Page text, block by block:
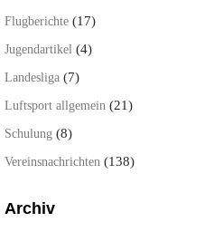
Flugberichte (17)
Jugendartikel (4)
Landesliga (7)
Luftsport allgemein (21)
Schulung (8)
Vereinsnachrichten (138)
Archiv